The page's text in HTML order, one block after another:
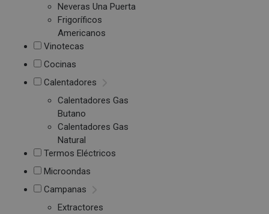
Neveras Una Puerta
Frigoríficos
Americanos
Vinotecas
Cocinas
Calentadores
Calentadores Gas
Butano
Calentadores Gas
Natural
Termos Eléctricos
Microondas
Campanas
Extractores